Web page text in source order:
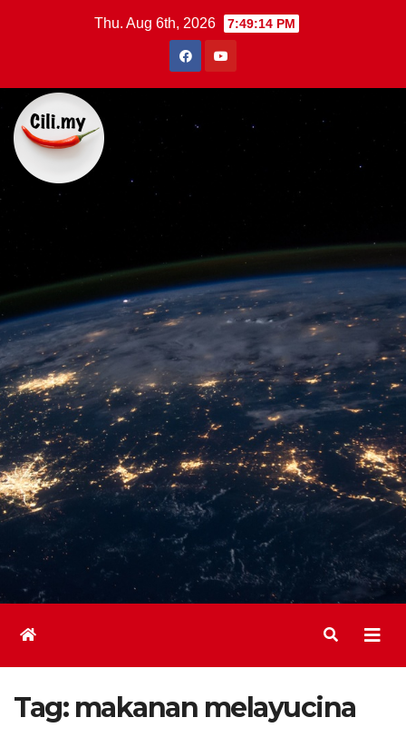
Thu. Aug 6th, 2026 7:49:15 PM
Tag: makanan melayucina